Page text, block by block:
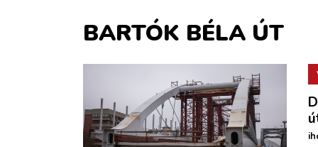
REPÜLÉS
KÖZLEKEDÉSFEJLESZTÉS
ELLÁTÁSI LÁNC
BARTÓK BÉLA ÚT